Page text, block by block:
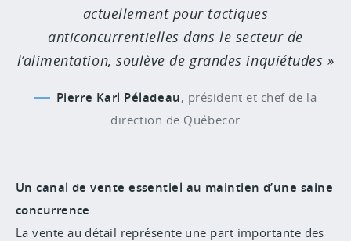
actuellement pour tactiques
anticoncurrentielles dans le secteur de
l’alimentation, soulève de grandes inquiétudes
Pierre Karl Péladeau, président et chef de la
direction de Québecor
Un canal de vente essentiel au maintien d’une saine
concurrence
La vente au détail représente une part importante des